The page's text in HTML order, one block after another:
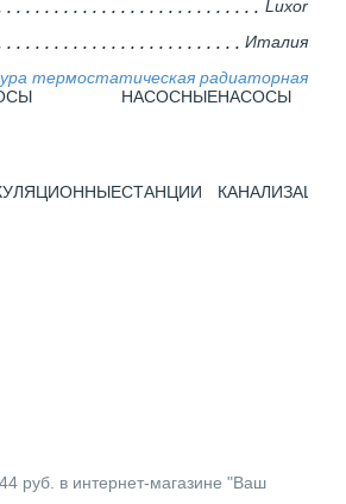
НАСОСНЫЕ
СТАНЦИИ
НАСОСЫ
Luxor
Италия
термостатическая радиаторная
в интернет-магазине "Ваш